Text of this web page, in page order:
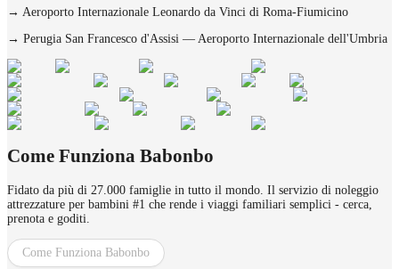
→ Aeroporto Internazionale Leonardo da Vinci di Roma-Fiumicino
→ Perugia San Francesco d'Assisi — Aeroporto Internazionale dell'Umbria
Come Funziona Babonbo
Fidato da più di 27.000 famiglie in tutto il mondo. Il servizio di noleggio
attrezzature per bambini #1 che rende i viaggi familiari semplici - cerca,
prenota e goditi.
Come Funziona Babonbo